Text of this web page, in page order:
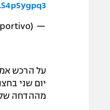
— Mundo Deportivo (@mundodeportivo)
על הרכש
מההדחה